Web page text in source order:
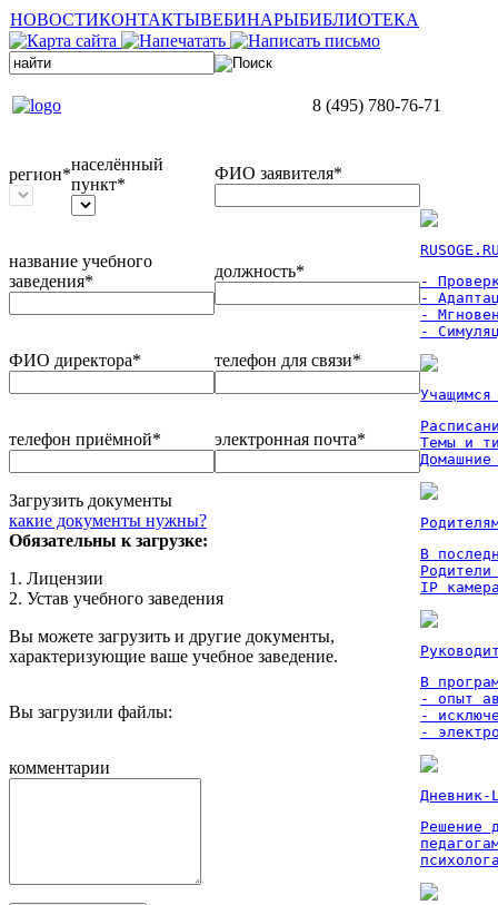
НОВОСТИКОНТАКТЫВЕБИНАРЫБИБЛИОТЕКА
8 (495) 780-76-71
регион*
населённый
пункт*
ФИО заявителя*
название учебного
заведения*
должность*
ФИО директора* телефон для связи*
телефон приёмной* электронная почта*
Загрузить документы
какие документы нужны?
Обязательны к загрузке:
1. Лицензии
2. Устав учебного заведения
Вы можете загрузить и другие документы,
характеризующие ваше учебное заведение.
Вы загрузили файлы:
комментарии
-
-
-
-
Темы и
Домашние
В
IP
В
- опыт
-
-
Дневник-
Решение